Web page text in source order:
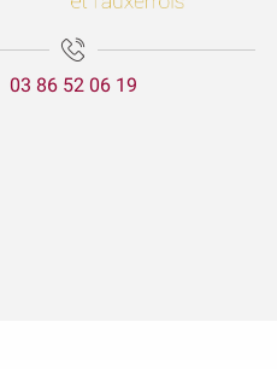
03 86 52 06 19